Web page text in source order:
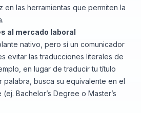
las herramientas que permiten la
al mercado laboral
nativo, pero sí un comunicador
evitar las traducciones literales de
en lugar de traducir tu título
palabra, busca su equivalente en el
(ej. Bachelor’s Degree o Master’s